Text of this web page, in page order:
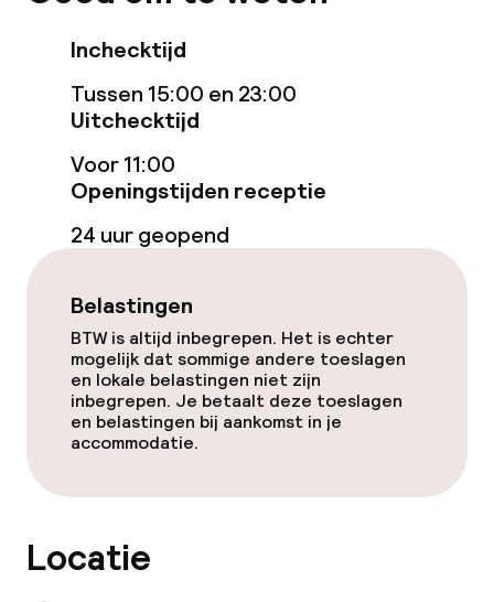
Terras
Eet- en drinkgelegenheden
Bar
Eet- en drinkdiensten
Ontbijtbuffet
Schoonmaakvoorzieningen
Zakelijke faciliteiten
Inchecktijd
Tussen 15:00 en 23:00
Uitchecktijd
Voor 11:00
Openingstijden receptie
24 uur geopend
Belastingen
BTW is altijd inbegrepen. Het is echter
mogelijk dat sommige andere toeslagen
en lokale belastingen niet zijn
inbegrepen. Je betaalt deze toeslagen
en belastingen bij aankomst in je
accommodatie.
Locatie